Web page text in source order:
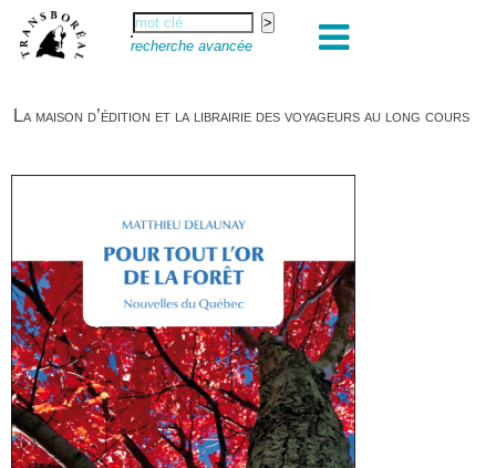
recherche avancée
La maison d’édition et la librairie des voyageurs au long cours